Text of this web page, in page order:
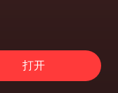
打开